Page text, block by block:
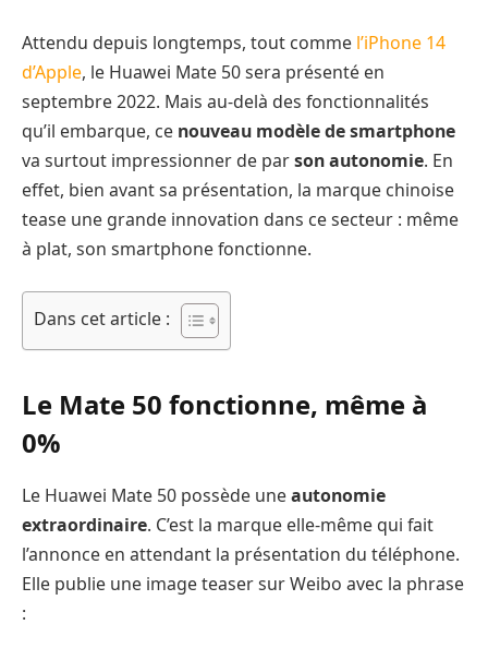
Attendu depuis longtemps, tout comme l’iPhone 14
d’Apple, le Huawei Mate 50 sera présenté en
septembre 2022. Mais au-delà des fonctionnalités
qu’il embarque, ce nouveau modèle de smartphone
va surtout impressionner de parson autonomie. En
effet, bien avant sa présentation, la marque chinoise
tease une grande innovation dans ce secteur : même
à plat, son smartphone fonctionne.
Dans cet article :
Le Mate 50 fonctionne, même à
0%
Le Huawei Mate 50 possède uneautonomie
extraordinaire. C’est la marque elle-même qui fait
l’annonce en attendant la présentation du téléphone.
Elle publie une image teaser sur Weibo avec la phrase
: